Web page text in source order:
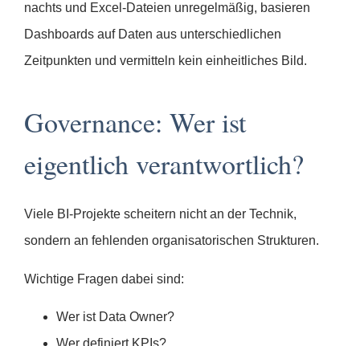
nachts und Excel-Dateien unregelmäßig, basieren
Dashboards auf Daten aus unterschiedlichen
Zeitpunkten und vermitteln kein einheitliches Bild.
Governance: Wer ist
eigentlich verantwortlich?
Viele BI-Projekte scheitern nicht an der Technik,
sondern an fehlenden organisatorischen Strukturen.
Wichtige Fragen dabei sind:
Wer ist Data Owner?